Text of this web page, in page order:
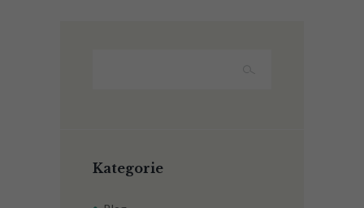
Kategorie